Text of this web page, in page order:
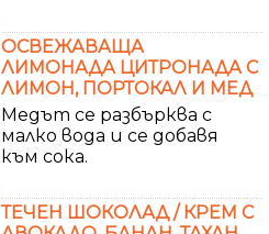
ОСВЕЖАВАЩА
ЛИМОНАДА ЦИТРОНАДА С
ЛИМОН, ПОРТОКАЛ И МЕД
Медът се разбърква с
малко вода и се добавя
към сока.
ТЕЧЕН ШОКОЛАД / КРЕМ С